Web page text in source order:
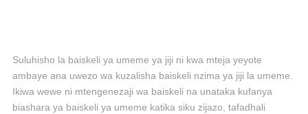
Suluhisho la baiskeli ya umeme ya jiji ni kwa mteja yeyote
ambaye ana uwezo wa kuzalisha baiskeli nzima ya jiji la umeme.
Ikiwa wewe ni mtengenezaji wa baiskeli na unataka kufanya
biashara ya baiskeli ya umeme katika siku zijazo, tafadhali